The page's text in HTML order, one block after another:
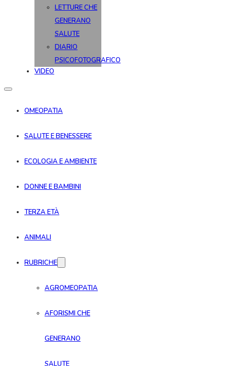
LETTURE CHE
GENERANO
SALUTE
DIARIO
PSICOFOTOGRAFICO
VIDEO
OMEOPATIA
SALUTE E BENESSERE
ECOLOGIA E AMBIENTE
DONNE E BAMBINI
TERZA ETÀ
ANIMALI
RUBRICHE
AGROMEOPATIA
AFORISMI CHE
GENERANO
SALUTE